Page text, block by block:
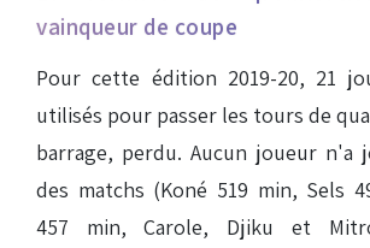
vainqueur de coupe
Pour cette édition 2019-20, 21
utilisés pour passer les tours de
barrage, perdu. Aucun joueur n'a
des matchs (Koné 519 min, Sels
457 min, Carole, Djiku et